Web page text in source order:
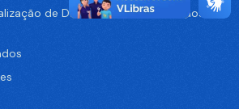
de Dados do Portal de Dados